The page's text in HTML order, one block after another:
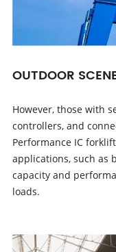
OUTDOOR
However, those with
controllers, and
Performance IC
applications, such as
capacity and
loads.